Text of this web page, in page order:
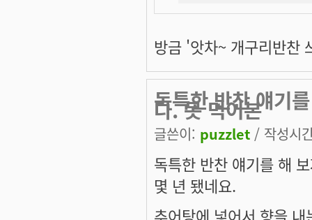
방금 '앗차~ 개구리반찬
독특한 반찬 얘기
다. 못 먹어본
글쓴이: puzzlet / 작성시
독특한 반찬 얘기를 해
몇 년 됐네요.
추어탕에 넣어서 향을